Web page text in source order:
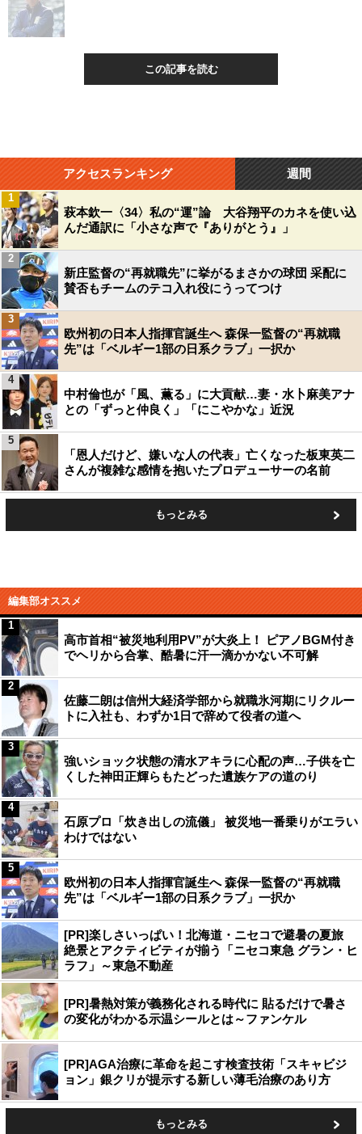
この記事を読む
アクセスランキング 週間
萩本欽一〈34〉私の“運”論 大谷翔平のカネを使い込
んだ通訳に「小さな声で『ありがとう』」
1
新庄監督の“再就職先”に挙がるまさかの球団 采配に
賛否もチームのテコ入れ役にうってつけ
2
欧州初の日本人指揮官誕生へ 森保一監督の“再就職
先”は「ベルギー1部の日系クラブ」一択か
3
中村倫也が「風、薫る」に大貢献…妻・水卜麻美アナ
との「ずっと仲良く」「にこやかな」近況
4
「恩人だけど、嫌いな人の代表」亡くなった板東英二
さんが複雑な感情を抱いたプロデューサーの名前
5
もっとみる
編集部オススメ
高市首相“被災地利用PV”が大炎上！ ピアノBGM付き
でヘリから合掌、酷暑に汗一滴かかない不可解
1
佐藤二朗は信州大経済学部から就職氷河期にリクルー
トに入社も、わずか1日で辞めて役者の道へ
2
強いショック状態の清水アキラに心配の声…子供を亡
くした神田正輝らもたどった遺族ケアの道のり
3
石原プロ「炊き出しの流儀」 被災地一番乗りがエラい
わけではない
4
欧州初の日本人指揮官誕生へ 森保一監督の“再就職
先”は「ベルギー1部の日系クラブ」一択か
5
[PR]楽しさいっぱい！北海道・ニセコで避暑の夏旅
絶景とアクティビティが揃う「ニセコ東急 グラン・ヒ
ラフ」～東急不動産
[PR]暑熱対策が義務化される時代に 貼るだけで暑さ
の変化がわかる示温シールとは～ファンケル
[PR]AGA治療に革命を起こす検査技術「スキャビジ
ョン」銀クリが提示する新しい薄毛治療のあり方
もっとみる